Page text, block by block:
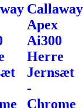
Callaway
Apex
Ai300
Herre
Jernsæt
-
Chrome